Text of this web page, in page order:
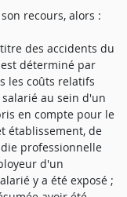
recours, alors :
des accidents du
déterminé par
les coûts relatifs
au sein d'un
en compte pour le
établissement, de
professionnelle
d'un
y a été exposé ;